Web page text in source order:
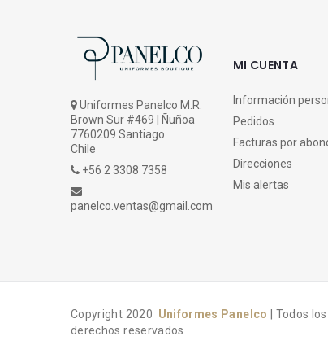
Uniformes Panelco M.R.
Brown Sur #469 | Ñuñoa
7760209 Santiago
Chile
+56 2 3308 7358
panelco.ventas@gmail.com
MI CUENTA
Información
Pedidos
Facturas por
Direcciones
Mis alertas
Copyright 2020 Uniformes Panelco | Todos los
derechos reservados